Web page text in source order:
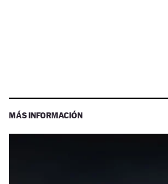
MÁS INFORMACIÓN